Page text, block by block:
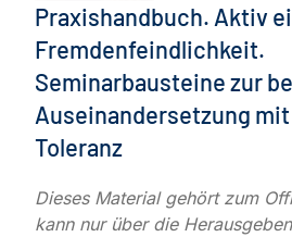
Praxishandbuch. Aktiv
Fremdenfeindlichkeit.
Seminarbausteine zur
Auseinandersetzung
Toleranz
Dieses Material gehört zum
kann nur über die